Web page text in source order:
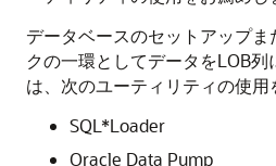
データベースのセットアップ
クの一環としてデータをLOB
は、次のユーティリティの使用
SQL*Loader
Oracle Data Pump